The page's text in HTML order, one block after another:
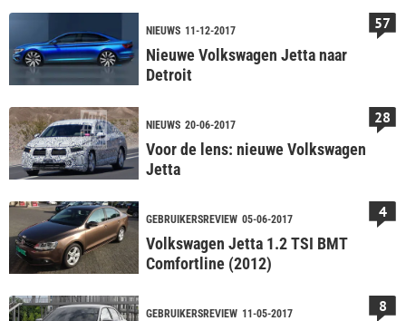
NIEUWS 11-12-2017
Nieuwe Volkswagen Jetta naar
Detroit
57
NIEUWS 20-06-2017
Voor de lens: nieuwe Volkswagen
Jetta
28
GEBRUIKERSREVIEW 05-06-2017
Volkswagen Jetta 1.2 TSI BMT
Comfortline (2012)
4
GEBRUIKERSREVIEW 11-05-2017 8